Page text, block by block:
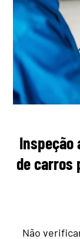
Inspeção
de carros
Não